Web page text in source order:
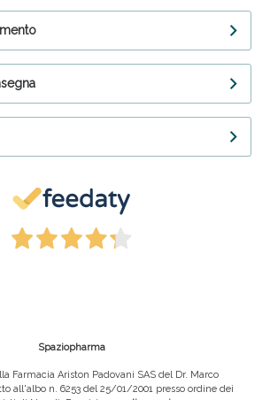
Spaziopharma
Farmacia Ariston Padovani SAS del Dr. Marco
all'albo n. 6253 del 25/01/2001 presso ordine dei